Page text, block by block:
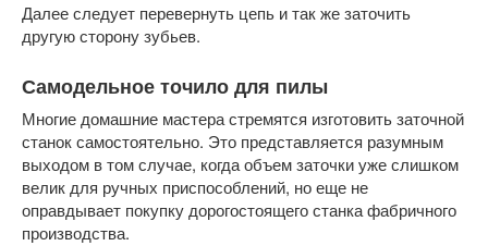
Далее следует перевернуть цепь и так же заточить
другую сторону зубьев.
Самодельное точило для пилы
Многие домашние мастера стремятся изготовить заточной
станок самостоятельно. Это представляется разумным
выходом в том случае, когда объем заточки уже слишком
велик для ручных приспособлений, но еще не
оправдывает покупку дорогостоящего станка фабричного
производства.